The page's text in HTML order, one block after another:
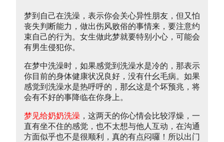
梦到自己在洗澡，表示你会关心异性朋友，但又怕
丧失判断能力，做出伤风败俗的事情来，要注意约
束自己的行为。女生做此梦就要特别小心，可能会
有男生侵犯你。
在梦中洗澡时，如果感觉到洗澡水是冷的，那表示
你目前的身体健康状况良好，没有什幺毛病。如果
感觉到洗澡水是热呼呼的，那幺这是个坏预兆，将
会有不好的事降临在你身上。
梦见给奶奶洗澡 ，这两天的你心情会比较浮燥，一
直有坐不住的感觉，也不太想与他人互动，在沟通
方面似乎也不是很顺利，真的有点闷囉！所以出门